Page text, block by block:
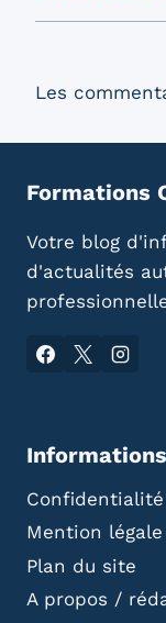
Les
Formations
Votre blog
d'actualités
Informations
Confidentialité
Mention légale
Plan du site
A propos /